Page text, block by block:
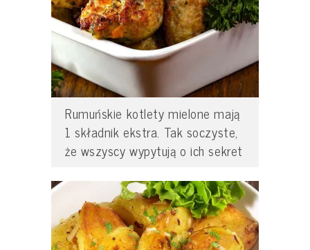
Rumuńskie kotlety mielone mają
1 składnik ekstra. Tak soczyste,
że wszyscy wypytują o ich sekret